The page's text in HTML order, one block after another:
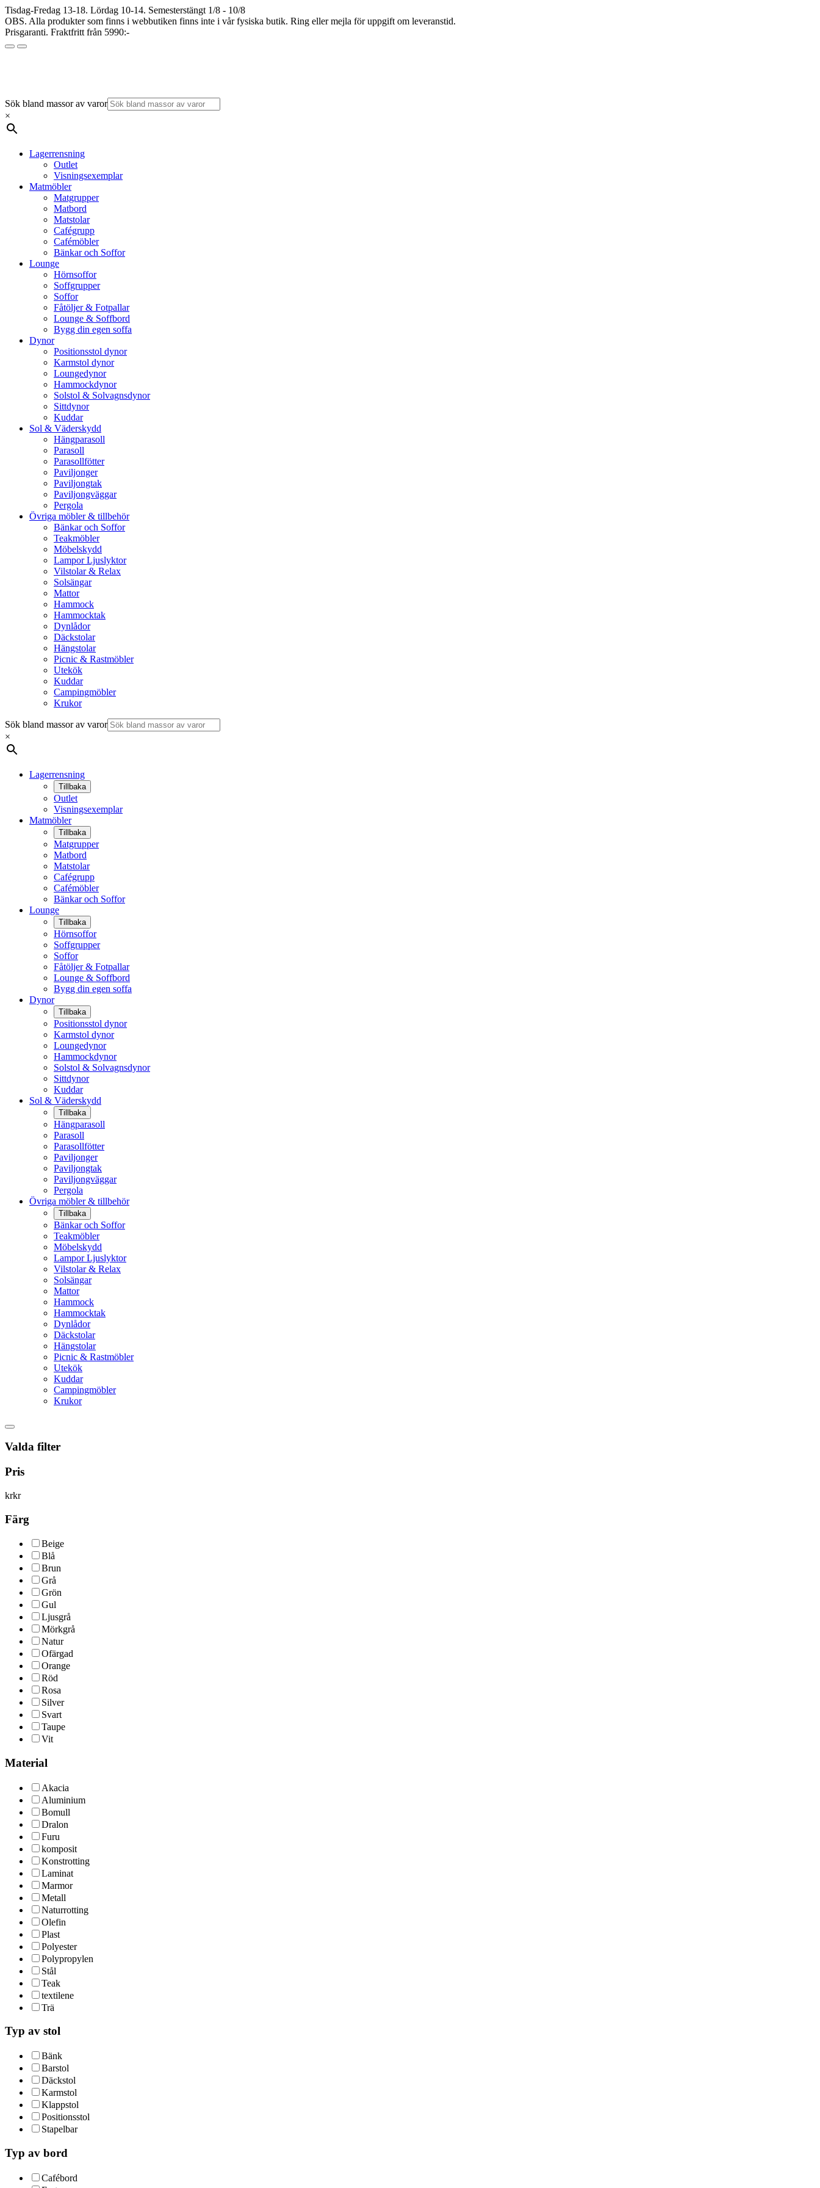
Tisdag-Fredag 13-18. Lördag 10-14. Semesterstängt 1/8 - 10/8
OBS. Alla produkter som finns i webbutiken finns inte i vår fysiska butik. Ring eller mejla för uppgift om leveranstid.
Prisgaranti. Fraktfritt från 5990:-
Sök bland massor av varor
×
Lagerrensning
Outlet
Visningsexemplar
Matmöbler
Matgrupper
Matbord
Matstolar
Cafégrupp
Cafémöbler
Bänkar och Soffor
Lounge
Hörnsoffor
Soffgrupper
Soffor
Fåtöljer & Fotpallar
Lounge & Soffbord
Bygg din egen soffa
Dynor
Positionsstol dynor
Karmstol dynor
Loungedynor
Hammockdynor
Solstol & Solvagnsdynor
Sittdynor
Kuddar
Sol & Väderskydd
Hängparasoll
Parasoll
Parasollfötter
Paviljonger
Paviljongtak
Paviljongväggar
Pergola
Övriga möbler & tillbehör
Bänkar och Soffor
Teakmöbler
Möbelskydd
Lampor Ljuslyktor
Vilstolar & Relax
Solsängar
Mattor
Hammock
Hammocktak
Dynlådor
Däckstolar
Hängstolar
Picnic & Rastmöbler
Utekök
Kuddar
Campingmöbler
Krukor
Sök bland massor av varor
×
Lagerrensning
Tillbaka
Outlet
Visningsexemplar
Matmöbler
Tillbaka
Matgrupper
Matbord
Matstolar
Cafégrupp
Cafémöbler
Bänkar och Soffor
Lounge
Tillbaka
Hörnsoffor
Soffgrupper
Soffor
Fåtöljer & Fotpallar
Lounge & Soffbord
Bygg din egen soffa
Dynor
Tillbaka
Positionsstol dynor
Karmstol dynor
Loungedynor
Hammockdynor
Solstol & Solvagnsdynor
Sittdynor
Kuddar
Sol & Väderskydd
Tillbaka
Hängparasoll
Parasoll
Parasollfötter
Paviljonger
Paviljongtak
Paviljongväggar
Pergola
Övriga möbler & tillbehör
Tillbaka
Bänkar och Soffor
Teakmöbler
Möbelskydd
Lampor Ljuslyktor
Vilstolar & Relax
Solsängar
Mattor
Hammock
Hammocktak
Dynlådor
Däckstolar
Hängstolar
Picnic & Rastmöbler
Utekök
Kuddar
Campingmöbler
Krukor
Valda filter
Pris
krkr
Färg
Beige
Blå
Brun
Grå
Grön
Gul
Ljusgrå
Mörkgrå
Natur
Ofärgad
Orange
Röd
Rosa
Silver
Svart
Taupe
Vit
Material
Akacia
Aluminium
Bomull
Dralon
Furu
komposit
Konstrotting
Laminat
Marmor
Metall
Naturrotting
Olefin
Plast
Polyester
Polypropylen
Stål
Teak
textilene
Trä
Typ av stol
Bänk
Barstol
Däckstol
Karmstol
Klappstol
Positionsstol
Stapelbar
Typ av bord
Cafébord